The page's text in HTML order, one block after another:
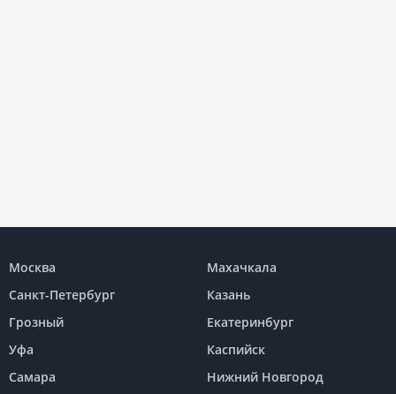
Москва
Махачкала
Санкт-Петербург
Казань
Грозный
Екатеринбург
Уфа
Каспийск
Самара
Нижний Новгород